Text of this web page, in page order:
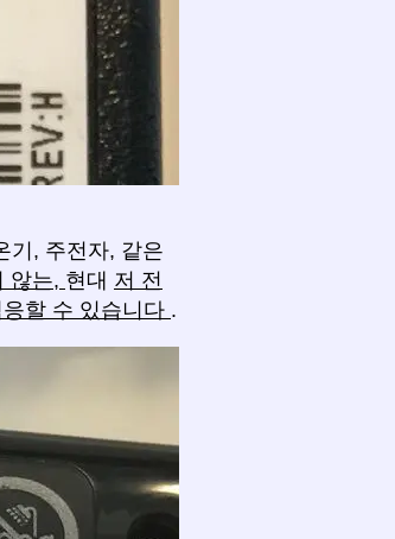
기, 주전자, 같은
않는, 현대 저 전
할 수 있습니다 .